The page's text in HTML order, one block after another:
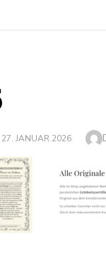
POSTED
27. JANUAR 2026